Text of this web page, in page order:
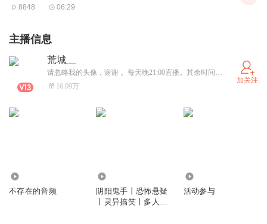
8848 06:29
主播信息
荒城__
请忽略我的头像，谢谢 。每天晚21:00直播。其余时间随机。 群 ：322515603（已满）群2：193929987
16.09万
加关注
不存在的音频
阴阳鬼手丨恐怖悬疑
丨灵异搞笑丨多人有
活动参与